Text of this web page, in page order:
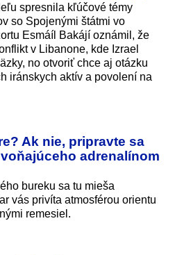
spresnila kľúčové témy
so Spojenými štátmi vo
Esmáíl Bakájí oznámil, že
v Libanone, kde Izrael
no otvoriť chce aj otázku
iránskych aktív a povolení na
Ak nie, pripravte sa
adrenalínom
bureku sa tu mieša
vás privíta atmosférou orientu
remesiel.